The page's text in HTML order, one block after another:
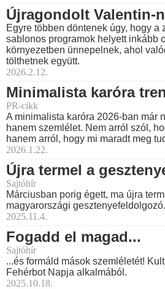
Újragondolt Valentin-
Egyre többen döntenek úgy, hogy a
sablonos programok helyett inkább
környezetben ünnepelnek, ahol
tölthetnek együtt.
2026.2.12.
Minimalista karóra
PR-cikk
A minimalista karóra 2026-ban már
hanem szemlélet. Nem arról szól,
hanem arról, hogy mi maradt meg
2026.1.22.
Újra termel a
Sajtóhír
Márciusban porig égett, ma újra
magyarországi gesztenyefeldolgozó.
2025.11.4.
Fogadd el magad...
Sajtóhír
...és formáld mások szemléletét!
Fehérbot Napja alkalmából.
2025.10.18.